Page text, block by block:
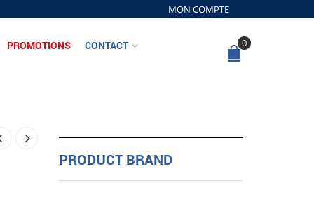
MON COMPTE
PROMOTIONS CONTACT 0
PRODUCT BRAND